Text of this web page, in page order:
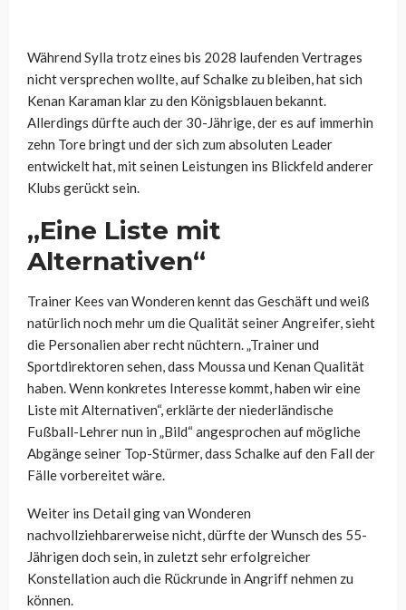
Während Sylla trotz eines bis 2028 laufenden Vertrages
nicht versprechen wollte, auf Schalke zu bleiben, hat sich
Kenan Karaman klar zu den Königsblauen bekannt.
Allerdings dürfte auch der 30-Jährige, der es auf immerhin
zehn Tore bringt und der sich zum absoluten Leader
entwickelt hat, mit seinen Leistungen ins Blickfeld anderer
Klubs gerückt sein.
„Eine Liste mit
Alternativen“
Trainer Kees van Wonderen kennt das Geschäft und weiß
natürlich noch mehr um die Qualität seiner Angreifer, sieht
die Personalien aber recht nüchtern. „Trainer und
Sportdirektoren sehen, dass Moussa und Kenan Qualität
haben. Wenn konkretes Interesse kommt, haben wir eine
Liste mit Alternativen“, erklärte der niederländische
Fußball-Lehrer nun in „Bild“ angesprochen auf mögliche
Abgänge seiner Top-Stürmer, dass Schalke auf den Fall der
Fälle vorbereitet wäre.
Weiter ins Detail ging van Wonderen
nachvollziehbarerweise nicht, dürfte der Wunsch des 55-
Jährigen doch sein, in zuletzt sehr erfolgreicher
Konstellation auch die Rückrunde in Angriff nehmen zu
können.